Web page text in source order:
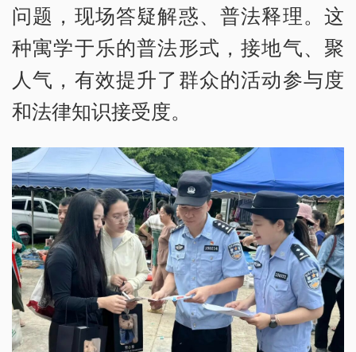
问题，现场答疑解惑、普法释理。这
种寓学于乐的普法形式，接地气、聚
人气，有效提升了群众的活动参与度
和法律知识接受度。